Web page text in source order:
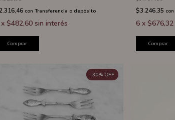
con Transferencia o depósito
x $482,60 sin interés
Comprar
$3.246,35 con
6 x $676,32
Comprar
-30% OFF